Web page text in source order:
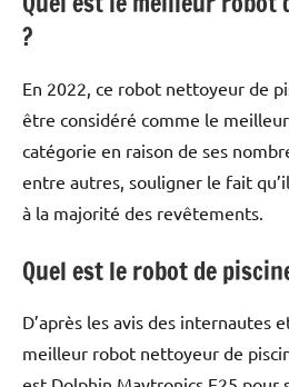
?
En 2022, ce robot nettoyeur de
être considéré comme le
catégorie en raison de ses
entre autres, souligner le fait
à la majorité des revêtements.
Quel est le robot de
D’après les avis des internautes
meilleur robot nettoyeur de